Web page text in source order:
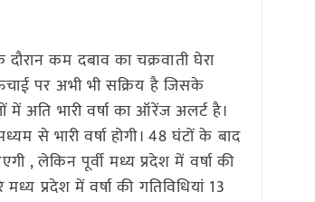
कम दबाव का चक्रवाती घेरा
पर अभी भी सक्रिय है जिसके
अति भारी वर्षा का ऑरेंज अलर्ट है।
से भारी वर्षा होगी। 48 घंटों के बाद
, लेकिन पूर्वी मध्य प्रदेश में वर्षा की
प्रदेश में वर्षा की गतिविधियां 13